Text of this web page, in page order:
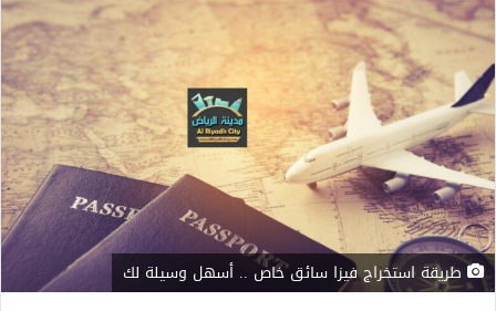
طريقة استخراج فيزا سائق خاص .. أسهل وسيلة لك